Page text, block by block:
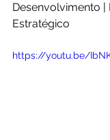
Desenvolvimento |
Estratégico
https://youtu.be/